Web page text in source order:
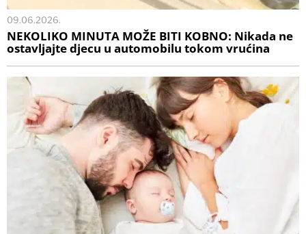
09.06.2026.
NEKOLIKO MINUTA MOŽE BITI KOBNO: Nikada ne
ostavljajte djecu u automobilu tokom vrućina